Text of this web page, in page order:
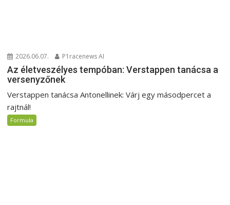
2026.06.07. P1racenews AI
Az életveszélyes tempóban: Verstappen tanácsa a
versenyzőnek
Verstappen tanácsa Antonellinek: Várj egy másodpercet a
rajtnál!
Formula